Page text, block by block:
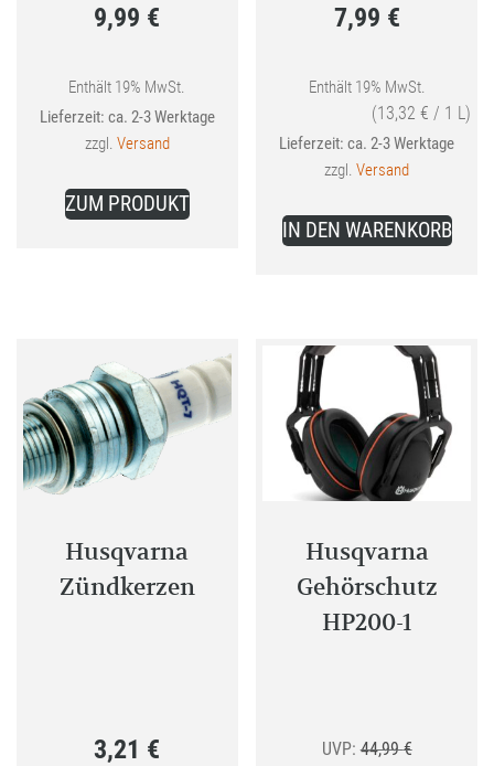
9,99 €
Enthält 19% MwSt.
Lieferzeit: ca. 2-3 Werktage
zzgl. Versand
ZUM PRODUKT
7,99 €
Enthält 19% MwSt.
(13,32 € / 1 L)
Lieferzeit: ca. 2-3 Werktage
zzgl.Versand
IN DEN WARENKORB
Husqvarna
Zündkerzen
3,21 €
Husqvarna
Gehörschutz
HP200-1
UVP: 44,99€